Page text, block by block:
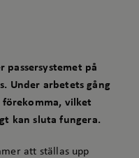
passersystemet på
Under arbetets gång
vilket
kan sluta fungera.
att ställas upp